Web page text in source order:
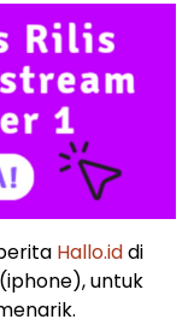
Hallo.iddi
untuk